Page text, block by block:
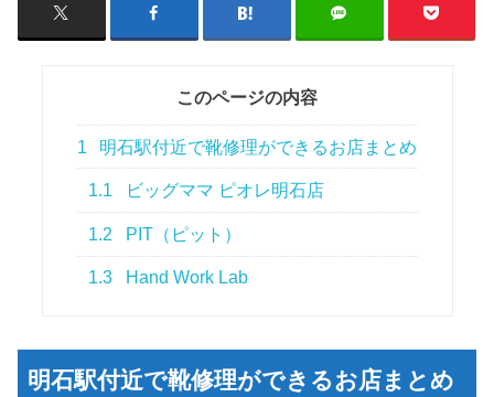
このページの内容
1 明石駅付近で靴修理ができるお店まとめ
1.1 ビッグママ ピオレ明石店
1.2 PIT（ピット）
1.3 Hand Work Lab
明石駅付近で靴修理ができるお店まとめ